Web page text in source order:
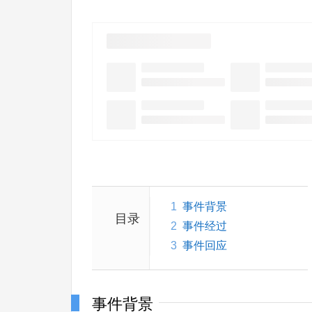
目录
1 事件背景
2 事件经过
3 事件回应
事件背景